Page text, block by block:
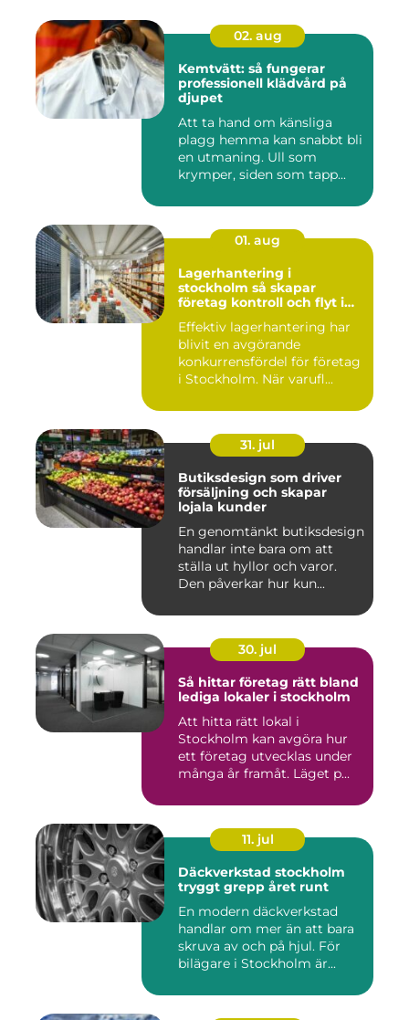
02. aug
Kemtvätt: så fungerar
professionell klädvård på
djupet
Att ta hand om känsliga
plagg hemma kan snabbt bli
en utmaning. Ull som
krymper, siden som tapp...
01. aug
Lagerhantering i
stockholm så skapar
företag kontroll och flyt i
Effektiv lagerhantering har
blivit en avgörande
konkurrensfördel för företag
i Stockholm. När varufl...
31. jul
Butiksdesign som driver
försäljning och skapar
lojala kunder
En genomtänkt butiksdesign
handlar inte bara om att
ställa ut hyllor och varor.
Den påverkar hur kun...
30. jul
Så hittar företag rätt bland
lediga lokaler i stockholm
Att hitta rätt lokal i
Stockholm kan avgöra hur
ett företag utvecklas under
många år framåt. Läget p...
11. jul
Däckverkstad stockholm
tryggt grepp året runt
En modern däckverkstad
handlar om mer än att bara
skruva av och på hjul. För
bilägare i Stockholm är...